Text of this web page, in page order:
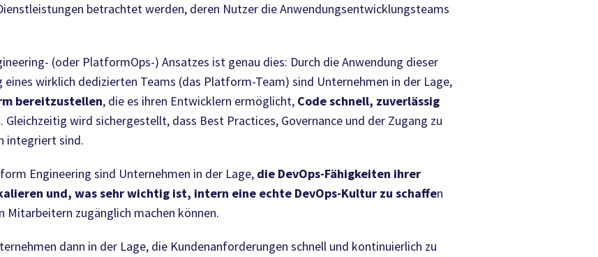
betrachtet werden, deren Nutzer die Anwendungsentwicklungsteams
(oder PlatformOps-) Ansatzes ist genau dies: Durch die Anwendung dieser
eines wirklich dedizierten Teams (das Platform-Team) sind Unternehmen in der Lage,
bereitzustellen, die es ihren Entwicklern ermöglicht, Code schnell, zuverlässig
. Gleichzeitig wird sichergestellt, dass Best Practices, Governance und der Zugang zu
integriert sind.
Engineering sind Unternehmen in der Lage, die DevOps-Fähigkeiten ihrer
und, was sehr wichtig ist, intern eine echte DevOps-Kultur zu schaffen
Mitarbeitern zugänglich machen können.
dann in der Lage, die Kundenanforderungen schnell und kontinuierlich zu